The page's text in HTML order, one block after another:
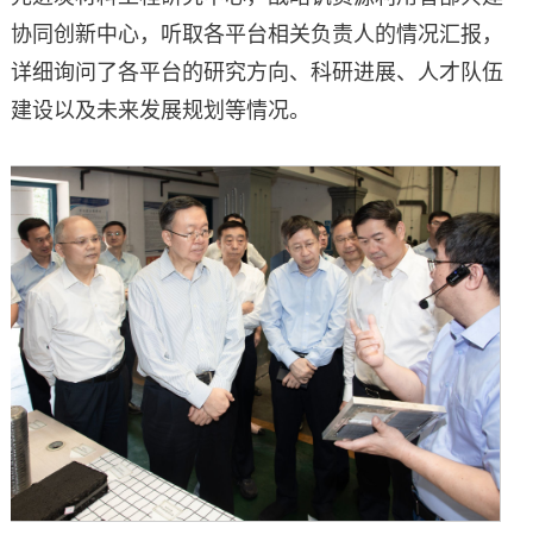
协同创新中心，听取各平台相关负责人的情况汇报，
详细询问了各平台的研究方向、科研进展、人才队伍
建设以及未来发展规划等情况。